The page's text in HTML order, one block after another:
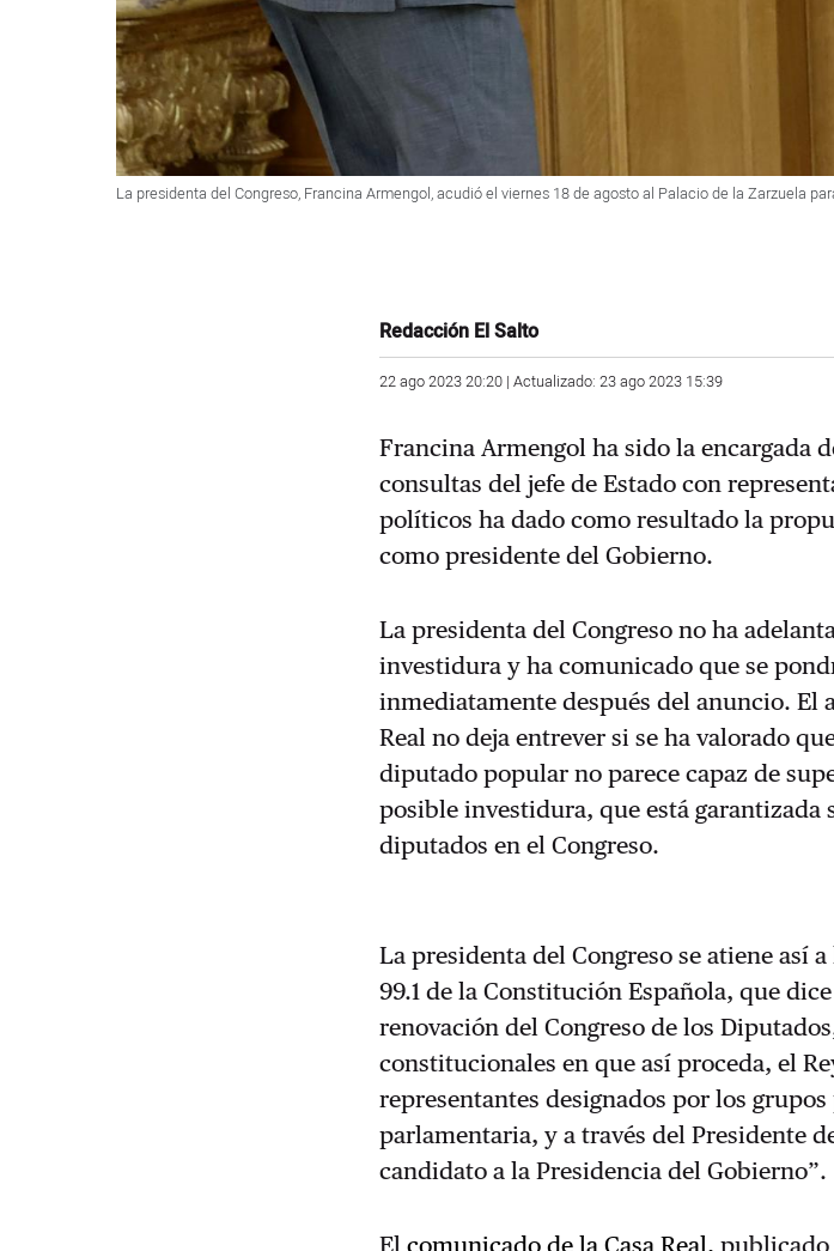
La presidenta del Congreso, Francina Armengol, acudió el viernes 18 de agosto al Palacio de la Zarzuela
Redacción El Salto
22 ago 2023 20:20 | Actualizado: 23 ago 2023 15:39
Francina Armengol ha sido la encargada
consultas del jefe de Estado con
políticos ha dado como resultado la
como presidente del Gobierno.
La presidenta del Congreso no ha
investidura y ha comunicado que se
inmediatamente después del anuncio. El
Real no deja entrever si se ha valorado
diputado popular no parece capaz de
posible investidura, que está garantizada
diputados en el Congreso.
La presidenta del Congreso se atiene así
99.1 de la Constitución Española, que
renovación del Congreso de los
constitucionales en que así proceda, el
representantes designados por los
parlamentaria, y a través del Presidente
candidato a la Presidencia del Gobierno”.
Elcomunicado de la Casa Real, publicado